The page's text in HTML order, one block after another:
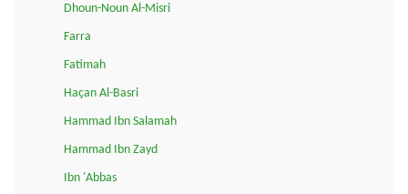
Dhoun-Noun Al-Misri
Farra
Fatimah
Haçan Al-Basri
Hammad Ibn Salamah
Hammad Ibn Zayd
Ibn 'Abbas